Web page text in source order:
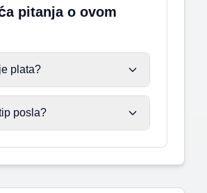
pitanja o ovom
plata?
posla?